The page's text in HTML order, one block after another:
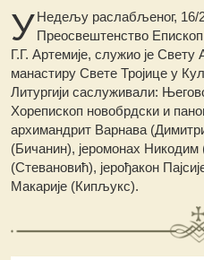
УНедељу раслабљеног, 16/
Преосвештенство
Г.Г. Артемије, служио је Свету
манастиру Свете Тројице у
Литургији саслуживали:
Хорепископ новобрдски и
архимандрит Варнава
(Бичанин), јеромонах
(Стевановић), јерођакон
Макарије (Кипљукс).